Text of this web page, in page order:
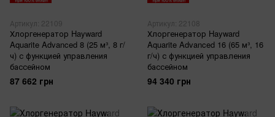
Артикул: 22109
Хлоргенератор Hayward
Aquarite Advanced 8 (25 м³, 8 г/
ч) с функцией управления
бассейном
87 662 грн
Артикул: 22108
Хлоргенератор Hayward
Aquarite Advanced 16 (65 м³, 16
г/ч) с функцией управления
бассейном
94 340 грн